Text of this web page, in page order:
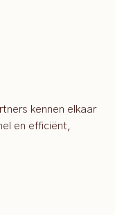
kennen elkaar
en efficiënt,